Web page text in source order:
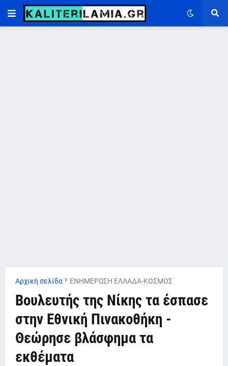
Αρχική σελίδα ΕΝΗΜΕΡΩΣΗ ΕΛΛΑΔΑ-ΚΟΣΜΟΣ
Βουλευτής της Νίκης τα έσπασε
στην Εθνική Πινακοθήκη -
Θεώρησε βλάσφημα τα
εκθέματα